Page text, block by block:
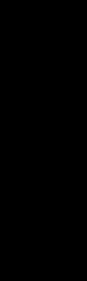
стиль,
книга
качество на
работ. Быстрая